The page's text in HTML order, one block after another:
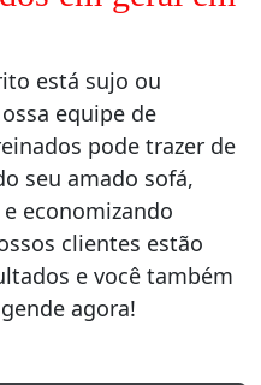
está sujo ou
equipe de
pode trazer de
seu amado sofá,
economizando
clientes estão
e você também
agora!